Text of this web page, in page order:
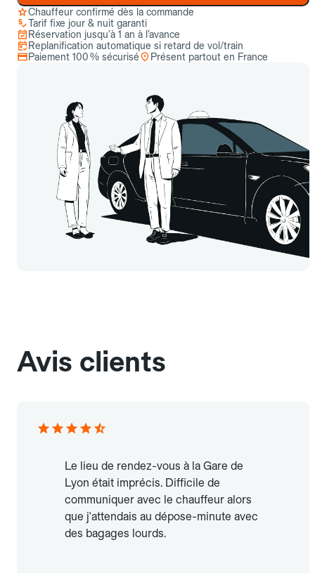
Chauffeur confirmé dès la commande
Tarif fixe jour & nuit garanti
Réservation jusqu’à 1 an à l’avance
Replanification automatique si retard de vol/train
Paiement 100 % sécurisé
Présent partout en France
Avis clients
Le lieu de rendez-vous à la Gare de
Lyon était imprécis. Difficile de
communiquer avec le chauffeur alors
que j'attendais au dépose-minute avec
des bagages lourds.